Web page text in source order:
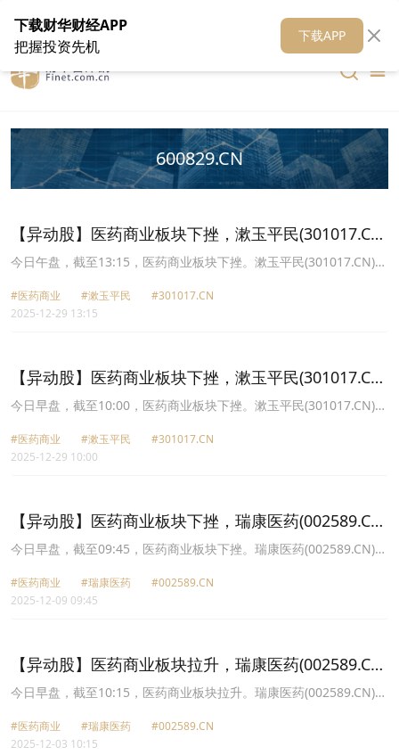
在线客服 关于我们 财华媒体矩阵 财华智库
600829.CN
【异动股】医药商业板块下挫，漱玉平民(301017.CN)
跌17.76%
今日午盘，截至13:15，医药商业板块下挫。漱玉平民(301017.CN)跌
维康(301126.CN)跌6.36%报12.51元，英特集团(000411.CN)跌
6.07%报12.08元，药易购(300937.CN)跌5.70%报33.08元，华人健
#医药商业 #漱玉平民
#301017.CN
2025-12-29 13:15
【异动股】医药商业板块下挫，漱玉平民(301017.CN)
跌15.23%
今日早盘，截至10:00，医药商业板块下挫。漱玉平民(301017.CN)跌
集团(000411.CN)跌4.74%报12.25元，华人健康(301408.CN)跌
4.68%报18.54元，达嘉维康(301126.CN)跌3.97%报12.83元，药易
#医药商业 #漱玉平民
#301017.CN
2025-12-29 10:00
【异动股】医药商业板块下挫，瑞康医药(002589.CN)
跌10.02%
今日早盘，截至09:45，医药商业板块下挫。瑞康医药(002589.CN)跌
业(600272.CN)跌4.79%报16.09元，人民同泰(600829.CN)跌4.52%
报13.1元，药易购(300937.CN)跌4.21%报32.99元，达嘉维康
#医药商业 #瑞康医药
#002589.CN
2025-12-09 09:45
【异动股】医药商业板块拉升，瑞康医药(002589.CN)
涨10.0%
今日早盘，截至10:15，医药商业板块拉升。瑞康医药(002589.CN)涨
团(000411.CN)涨6.87%报13.06元，达嘉维康(301126.CN)涨5.97%
报13.85元，人民同泰(600829.CN)涨4.45%报14.09元，开开实业
#医药商业 #瑞康医药
#002589.CN
2025-12-03 10:15
下载财华财经APP
把握投资先机
下载APP